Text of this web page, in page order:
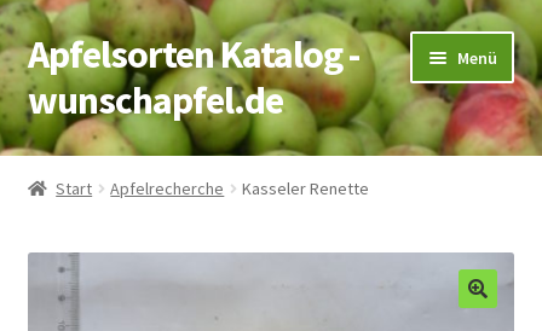
Zur
Navigation
springen
Zum
Inhalt
springen
Apfelsorten Katalog -
wunschapfel.de
Menü
Startseite
Kontakt
Start Apfelrecherche Kasseler Renette